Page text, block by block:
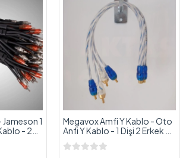
1
- 2
Megavox Amfi Y Kablo - Oto
Anfi Y Kablo - 1 Dişi 2 Erkek Y
Kablo - 2 Adet